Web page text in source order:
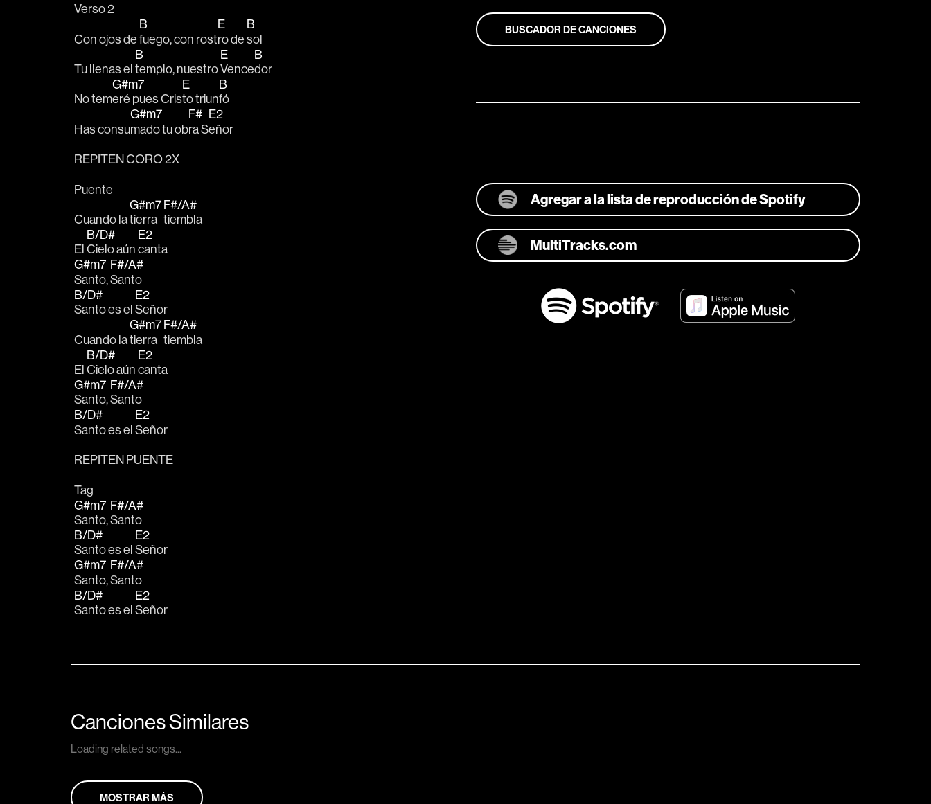
Verso 2
Con ojos de
B
fuego, con rost
E
ro de
B
sol
Tu llenas el
B
templo, nuestro
E
Vence
B
dor
No tem
G#m7
eré pues Cris
E
to triun
B
fó
Has consu
G#m7
mado tu ob
F#
ra S
E2
eñor
REPITEN CORO 2X
Puente
Cuando la
G#m7
tierra
F#/A#
tiembla
El
B/D#
Cielo aún
E2
canta
G#m7
Santo,
F#/A#
Santo
B/D#
Santo es el
E2
Señor
Cuando la
G#m7
tierra
F#/A#
tiembla
El
B/D#
Cielo aún
E2
canta
G#m7
Santo,
F#/A#
Santo
B/D#
Santo es el
E2
Señor
REPITEN PUENTE
Tag
G#m7
Santo,
F#/A#
Santo
B/D#
Santo es el
E2
Señor
G#m7
Santo,
F#/A#
Santo
B/D#
Santo es el
E2
Señor
BUSCADOR DE CANCIONES
Agregar a la lista de reproducción de Spotify
MultiTracks.com
Canciones Similares
Loading related songs...
MOSTRAR MÁS